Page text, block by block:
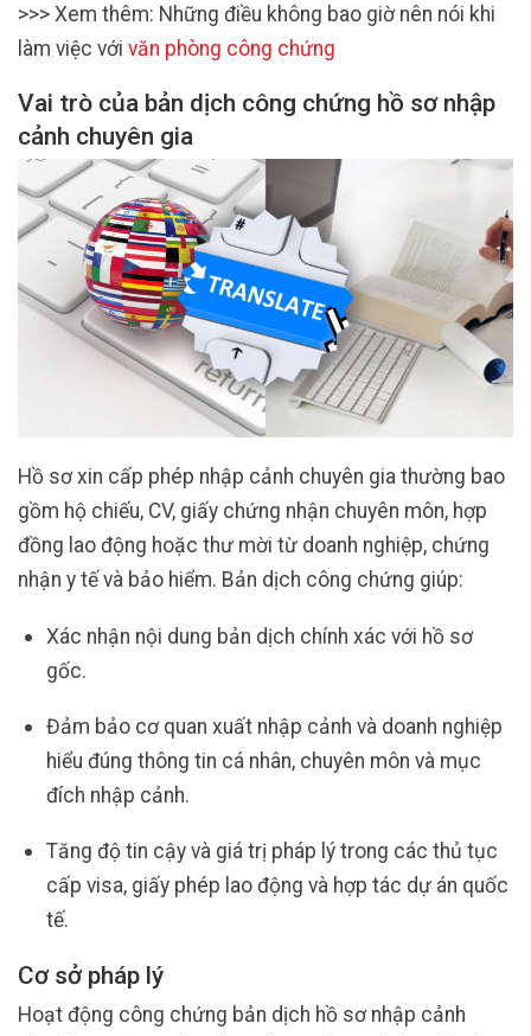
>>> Xem thêm: Những điều không bao giờ nên nói khi
làm việc với văn phòng công chứng
Vai trò của bản dịch công chứng hồ sơ nhập
cảnh chuyên gia
Hồ sơ xin cấp phép nhập cảnh chuyên gia thường bao
gồm hộ chiếu, CV, giấy chứng nhận chuyên môn, hợp
đồng lao động hoặc thư mời từ doanh nghiệp, chứng
nhận y tế và bảo hiểm. Bản dịch công chứng giúp:
Xác nhận nội dung bản dịch chính xác với hồ sơ
gốc.
Đảm bảo cơ quan xuất nhập cảnh và doanh nghiệp
hiểu đúng thông tin cá nhân, chuyên môn và mục
đích nhập cảnh.
Tăng độ tin cậy và giá trị pháp lý trong các thủ tục
cấp visa, giấy phép lao động và hợp tác dự án quốc
tế.
Cơ sở pháp lý
Hoạt động công chứng bản dịch hồ sơ nhập cảnh